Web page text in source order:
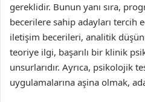
gereklidir. Bunun yanı sıra,
becerilere sahip adayları tercih
iletişim becerileri, analitik
teoriye ilgi, başarılı bir klinik
unsurlarıdır. Ayrıca, psikolojik
uygulamalarına aşina olmak,